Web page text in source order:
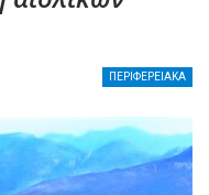
ΠΕΡΙΦΕΡΕΙΑΚΑ